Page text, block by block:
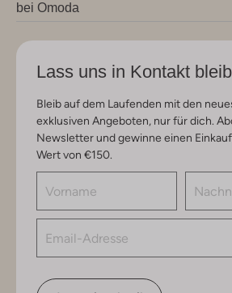
bei Omoda
Lass uns in Kontakt
Bleib auf dem Laufenden mit den
exklusiven Angeboten, nur für dich.
Newsletter und gewinne einen
Wert von €150.